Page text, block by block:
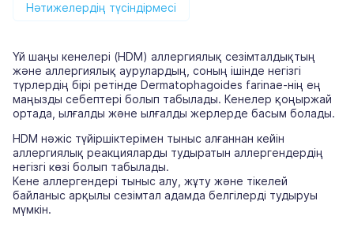
Нәтижелердің түсіндірмесі
Үй шаңы кенелері (HDM) аллергиялық сезімталдықтың
және аллергиялық аурулардың, соның ішінде негізгі
түрлердің бірі ретінде Dermatophagoides farinae-нің ең
маңызды себептері болып табылады. Кенелер қоңыржай
ортада, ылғалды және ылғалды жерлерде басым болады.
HDM нәжіс түйіршіктерімен тыныс алғаннан кейін
аллергиялық реакцияларды тудыратын аллергендердің
негізгі көзі болып табылады.
Кене аллергендері тыныс алу, жұту және тікелей
байланыс арқылы сезімтал адамда белгілерді тудыруы
мүмкін.